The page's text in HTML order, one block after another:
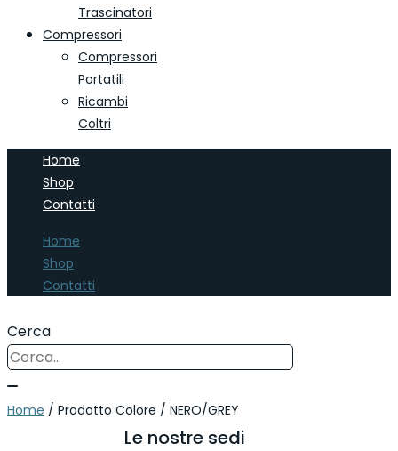
Trascinatori
Compressori
Compressori
Portatili
Ricambi
Coltri
Home
Shop
Contatti
Home
Shop
Contatti
Cerca
Home / Prodotto Colore / NERO/GREY
Le nostre sedi